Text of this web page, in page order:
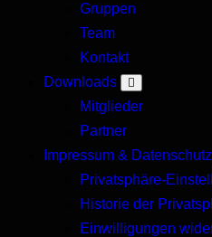
Gruppen
Team
Kontakt
Downloads
Mitglieder
Partner
Impressum & Datenschutz
Privatsphäre-
Historie der
Einwilligungen